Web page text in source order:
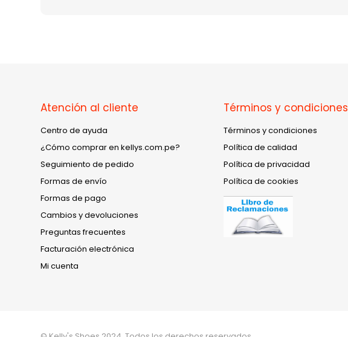
Atención al cliente
Centro de ayuda
¿Cómo comprar en kellys.com.pe?
Seguimiento de pedido
Formas de envío
Formas de pago
Cambios y devoluciones
Preguntas frecuentes
Facturación electrónica
Mi cuenta
Términos y condiciones
Términos y condiciones
Política de calidad
Política de privacidad
Política de cookies